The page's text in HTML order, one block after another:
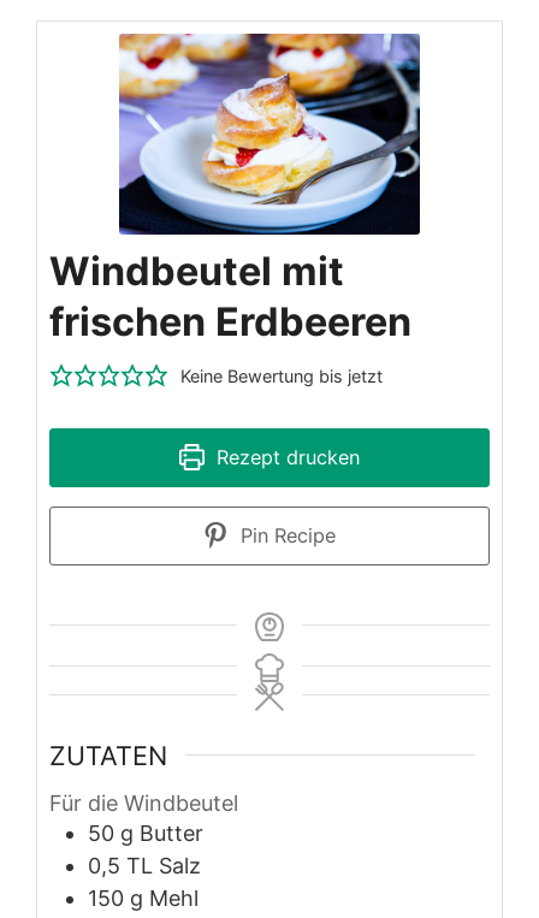
Windbeutel mit
frischen Erdbeeren
Keine Bewertung bis jetzt
Rezept drucken
Pin Recipe
ZUTATEN
Für die Windbeutel
50 g Butter
0,5 TL Salz
150 g Mehl